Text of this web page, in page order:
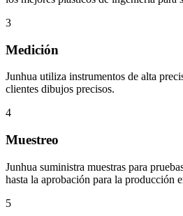
3
Medición
Junhua utiliza instrumentos de alta
clientes dibujos precisos.
4
Muestreo
Junhua suministra muestras para
hasta la aprobación para la producción
5